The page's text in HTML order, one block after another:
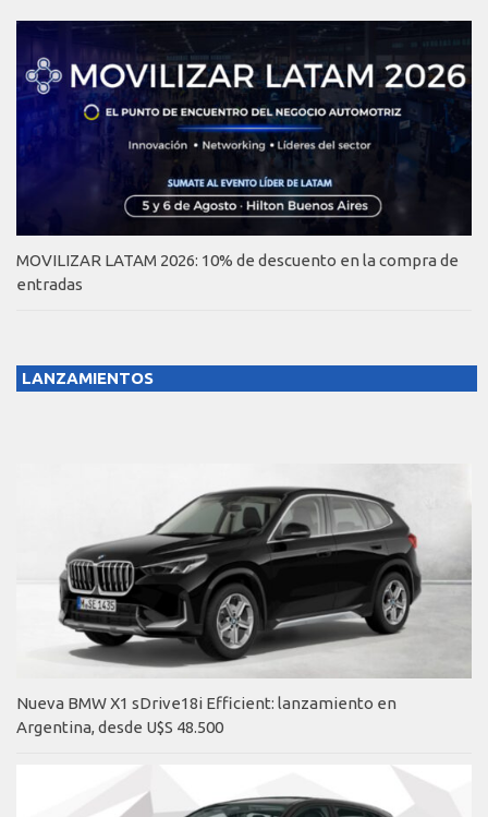
MOVILIZAR LATAM 2026: 10% de descuento en la compra de
entradas
LANZAMIENTOS
Nueva BMW X1 sDrive18i Efficient: lanzamiento en
Argentina, desde U$S 48.500